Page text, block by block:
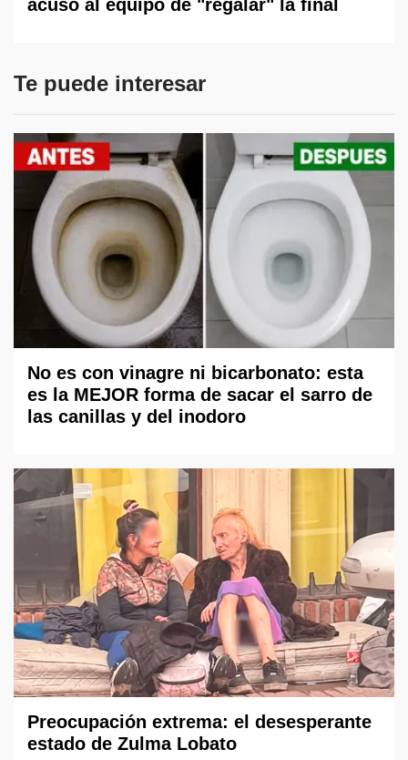
acusó al equipo de "regalar" la final
Te puede interesar
No es con vinagre ni bicarbonato: esta
es la MEJOR forma de sacar el sarro de
las canillas y del inodoro
Preocupación extrema: el desesperante
estado de Zulma Lobato